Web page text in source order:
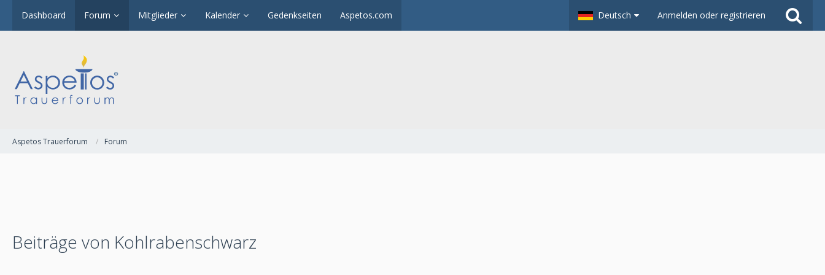
Dashboard Forum Mitglieder Kalender Gedenkseiten Aspetos.com Deutsch Anmelden oder registrieren
Aspetos Trauerforum Forum
Beiträge von Kohlrabenschwarz